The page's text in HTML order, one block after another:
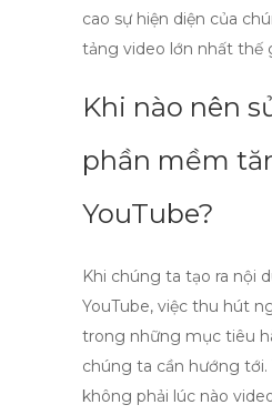
cao sự hiện diện của
tảng video lớn nhất thế
Khi nào nên
phần mềm
YouTube?
Khi chúng ta tạo ra nội
YouTube, việc thu hút
trong những mục tiêu
chúng ta cần hướng tới.
không phải lúc nào